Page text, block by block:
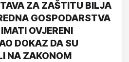
ZA ZAŠTITU BILJA
GOSPODARSTVA
OVJERENI
DOKAZ DA SU
NA ZAKONOM